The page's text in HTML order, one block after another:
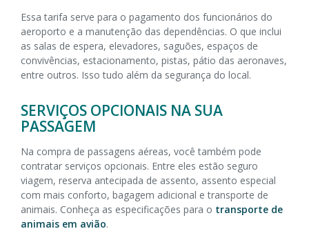
Essa tarifa serve para o pagamento dos funcionários do
aeroporto e a manutenção das dependências. O que inclui
as salas de espera, elevadores, saguões, espaços de
convivências, estacionamento, pistas, pátio das aeronaves,
entre outros. Isso tudo além da segurança do local.
SERVIÇOS OPCIONAIS NA SUA
PASSAGEM
Na compra de passagens aéreas, você também pode
contratar serviços opcionais. Entre eles estão seguro
viagem, reserva antecipada de assento, assento especial
com mais conforto, bagagem adicional e transporte de
animais. Conheça as especificações para o transporte de
animais em avião.